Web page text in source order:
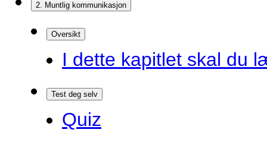
2. Muntlig kommunikasjon
Oversikt
I dette kapitlet skal du
Test deg selv
Quiz